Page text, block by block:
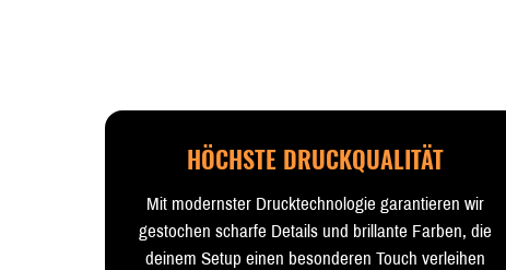
HÖCHSTE DRUCKQUALITÄT
Mit modernster Drucktechnologie garantieren wir
gestochen scharfe Details und brillante Farben, die
deinem Setup einen besonderen Touch verleihen